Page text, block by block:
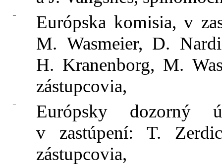
–
Európska komisia, v
M. Wasmeier, D.
H. Kranenborg, M.
zástupcovia,
–
Európsky dozorný
v zastúpení: T.
zástupcovia,